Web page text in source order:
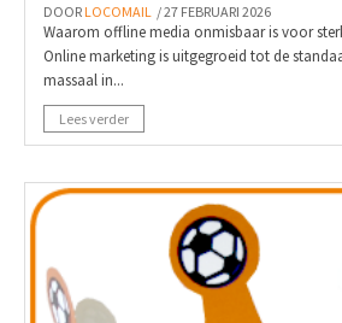
DOOR LOCOMAIL / 27 FEBRUARI 2026
Waarom offline media onmisbaar is voor
Online marketing is uitgegroeid tot de
massaal in...
Lees verder